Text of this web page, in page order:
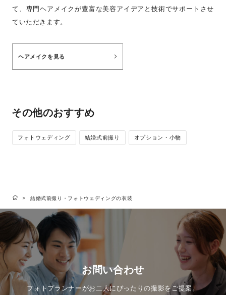
て、専門ヘアメイクが豊富な美容アイデアと技術でサポートさせ
ていただきます。
ヘアメイクを見る
その他のおすすめ
フォトウェディング 結婚式前撮り オプション・小物
結婚式前撮り・フォトウェディングの衣装
お問い合わせ
フォトプランナーがお二人にぴったりの撮影をご提案。